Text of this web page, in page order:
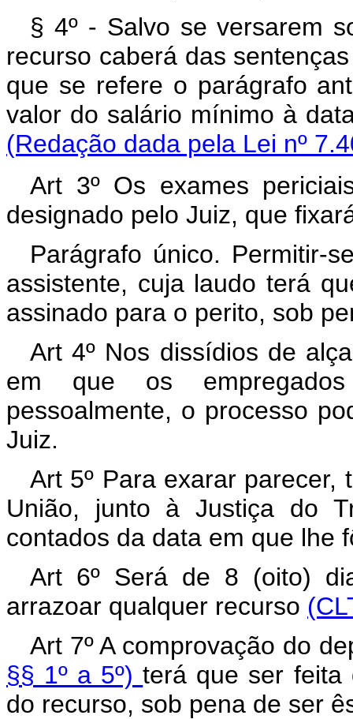
§ 4º - Salvo se versarem
recurso caberá das
que se refere o parágrafo
valor do salário mínimo à
(Redação dada pela Lei nº
Art 3º Os exames
designado pelo Juiz, que
Parágrafo único. Permitir-
assistente, cuja laudo terá
assinado para o perito, sob
Art 4º Nos dissídios de
em que os empregados
pessoalmente, o processo
Juiz.
Art 5º Para exarar
União, junto à Justiça do
contados da data em que lhe
Art 6º Será de 8 (oito)
arrazoar qualquer recurso
Art 7º A comprovação do
§§ 1º a 5º)terá que ser feita
do recurso, sob pena de ser